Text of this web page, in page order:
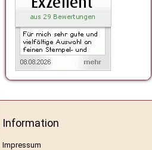
Information
Impressum